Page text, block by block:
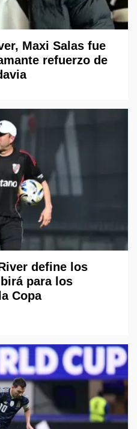
Maxi Salas fue
refuerzo de
define los
para los
Copa